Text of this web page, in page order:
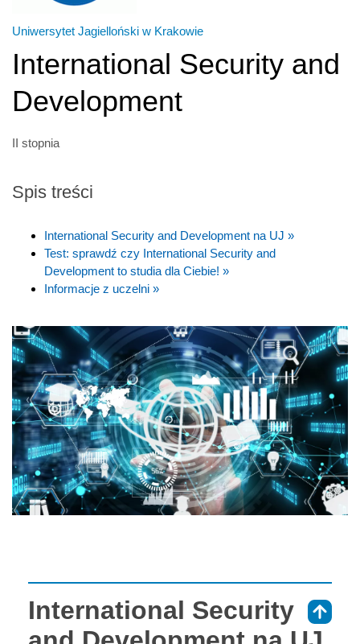
Uniwersytet Jagielloński w Krakowie
International Security and
Development
II stopnia
Spis treści
International Security and Development na UJ »
Test: sprawdź czy International Security and
Development to studia dla Ciebie! »
Informacje z uczelni »
International Security